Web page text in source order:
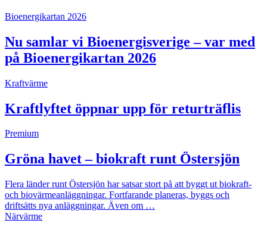
Bioenergikartan 2026
Nu samlar vi Bioenergisverige – var med
på Bioenergikartan 2026
Kraftvärme
Kraftlyftet öppnar upp för returträflis
Premium
Gröna havet – biokraft runt Östersjön
Flera länder runt Östersjön har satsar stort på att byggt ut biokraft-
och biovärmeanläggningar. Fortfarande planeras, byggs och
driftsätts nya anläggningar. Även om …
Närvärme